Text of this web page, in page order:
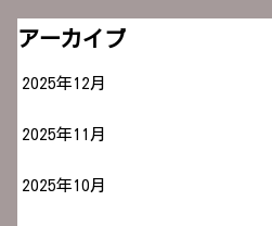
アーカイブ
2025年12月
2025年11月
2025年10月